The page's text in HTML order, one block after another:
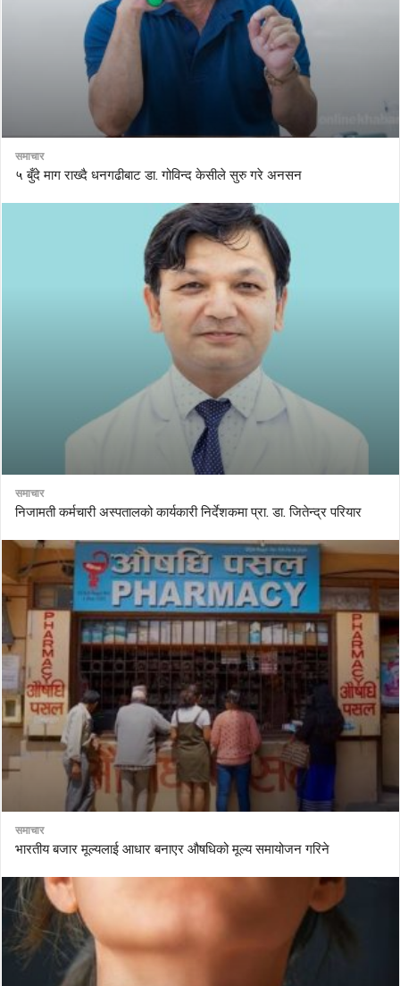
समाचार
५ बुँदे माग राख्दै धनगढीबाट डा. गोविन्द केसीले सुरु गरे अनसन
समाचार
निजामती कर्मचारी अस्पतालको कार्यकारी निर्देशकमा प्रा. डा. जितेन्द्र परियार
समाचार
भारतीय बजार मूल्यलाई आधार बनाएर औषधिको मूल्य समायोजन गरिने